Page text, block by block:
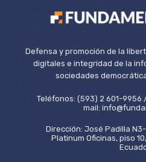
Defensa y promoción de la
digitales e integridad de la
sociedades
Teléfonos: (593) 2 601-
mail:
Dirección: José Padilla
Platinum Oficinas, piso